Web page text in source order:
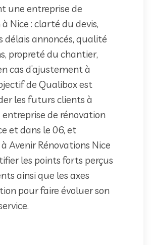
une entreprise de
Nice : clarté du devis,
délais annoncés, qualité
propreté du chantier,
cas d’ajustement à
de Qualibox est
les futurs clients à
entreprise de rénovation
et dans le 06, et
Avenir Rénovations Nice
les points forts perçus
ainsi que les axes
pour faire évoluer son